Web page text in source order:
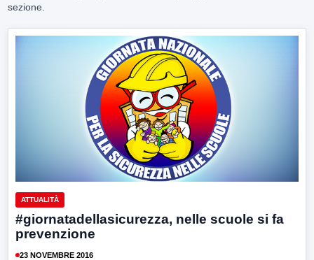
sezione.
ATTUALITÀ
#giornatadellasicurezza, nelle scuole si fa
prevenzione
23 NOVEMBRE 2016